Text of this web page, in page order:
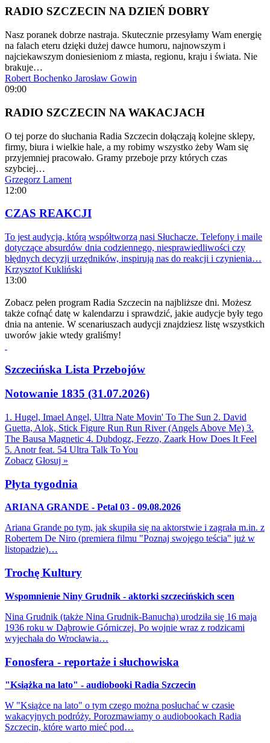
RADIO SZCZECIN NA DZIEŃ DOBRY
Nasz poranek dobrze nastraja. Skutecznie przesyłamy Wam energię
na falach eteru dzięki dużej dawce humoru, najnowszym i
najciekawszym doniesieniom z miasta, regionu, kraju i świata. Nie
brakuje…
Robert Bochenko Jarosław Gowin
09:00
RADIO SZCZECIN NA WAKACJACH
O tej porze do słuchania Radia Szczecin dołączają kolejne sklepy,
firmy, biura i wielkie hale, a my robimy wszystko żeby Wam się
przyjemniej pracowało. Gramy przeboje przy których czas
szybciej…
Grzegorz Lament
12:00
CZAS REAKCJI
To jest audycja, którą współtworzą nasi Słuchacze. Telefony i maile
dotyczące absurdów dnia codziennego, niesprawiedliwości czy
błędnych decyzji urzędników, inspirują nas do reakcji i czynienia…
Krzysztof Kukliński
13:00
Zobacz pełen program Radia Szczecin na najbliższe dni. Możesz
także cofnąć datę w kalendarzu i sprawdzić, jakie audycje były tego
dnia na antenie. W scenariuszach audycji znajdziesz listę wszystkich
uworów jakie wtedy graliśmy!
Szczecińska Lista Przebojów
Notowanie 1835 (31.07.2026)
1. Hugel, Imael Angel, Ultra Nate Movin' To The Sun 2. David
Guetta, Alok, Stick Figure Run Run River (Angels Above Me) 3.
The Bausa Magnetic 4. Dubdogz, Fezzo, Zaark How Does It Feel
5. Anotr feat. 54 Ultra Talk To You
Zobacz Głosuj »
Płyta tygodnia
ARIANA GRANDE - Petal 03 - 09.08.2026
Ariana Grande po tym, jak skupiła się na aktorstwie i zagrała m.in. z
Robertem De Niro (premiera filmu "Poznaj swojego teścia" już w
listopadzie)…
Trochę Kultury
Wspomnienie Niny Grudnik - aktorki szczecińskich scen
Nina Grudnik (także Nina Grudnik-Banucha) urodziła się 16 maja
1936 roku w Dąbrowie Górniczej. Po wojnie wraz z rodzicami
wyjechała do Wrocławia…
Fonosfera - reportaże i słuchowiska
"Książka na lato" - audiobooki Radia Szczecin
W "Książce na lato" o tym czego można posłuchać w czasie
wakacyjnych podróży. Porozmawiamy o audiobookach Radia
Szczecin, które warto mieć pod…